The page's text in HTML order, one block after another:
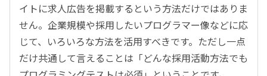
イトに求人広告を掲載するという方法だけではありま
せん。企業規模や採用したいプログラマー像などに応
じて、いろいろな方法を活用すべきです。ただし一点
だけ共通して言えることは「どんな採用活動方法でも